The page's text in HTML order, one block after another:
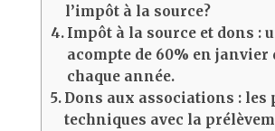
l’impôt à la source?
Impôt à la source et dons :
acompte de 60% en janvier
chaque année.
Dons aux associations : les
techniques avec la